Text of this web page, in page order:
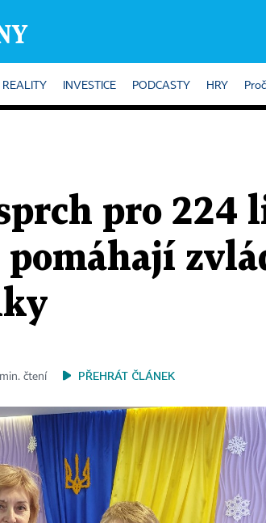
REALITY INVESTICE PODCASTY HRY
pro 224
pomáhají
čtení
PŘEHRÁT ČLÁNEK